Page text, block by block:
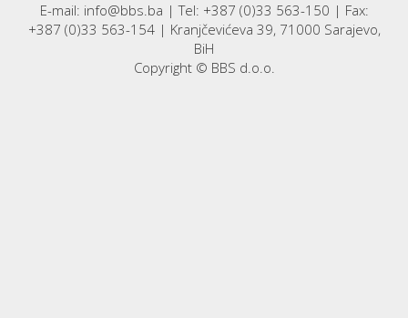
E-mail: info@bbs.ba | Tel: +387 (0)33 563-150 | Fax:
+387 (0)33 563-154 | Kranjčevićeva 39, 71000 Sarajevo,
BiH
Copyright © BBS d.o.o.